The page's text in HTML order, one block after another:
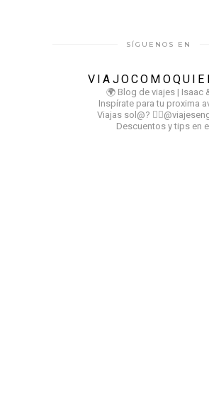
SÍGUENOS EN
🌍 Blog de viajes | Isaac
Inspírate para tu proxima
Viajas sol@?
Descuentos y tips en